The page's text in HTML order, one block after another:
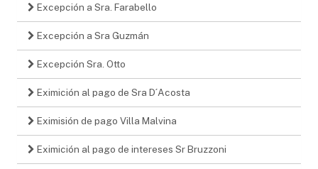
Excepción a Sra. Farabello
Excepción a Sra Guzmán
Excepción Sra. Otto
Eximición al pago de Sra D´Acosta
Eximisión de pago Villa Malvina
Eximición al pago de intereses Sr Bruzzoni